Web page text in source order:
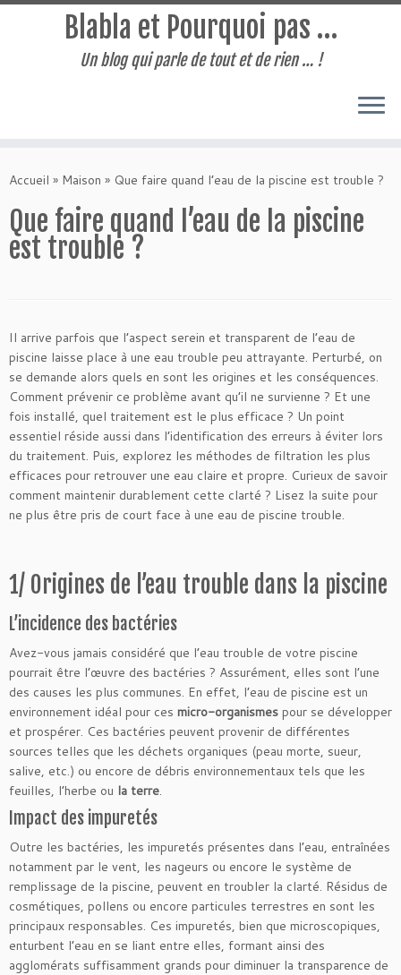
au
Blabla et Pourquoi pas …
Un blog qui parle de tout et de rien … !
Accueil » Maison » Que faire quand l’eau de la piscine est trouble ?
Que faire quand l’eau de la piscine
est trouble ?
Il arrive parfois que l’aspect serein et transparent de l’eau de
piscine laisse place à une eau trouble peu attrayante. Perturbé, on
se demande alors quels en sont les origines et les conséquences.
Comment prévenir ce problème avant qu’il ne survienne ? Et une
fois installé, quel traitement est le plus efficace ? Un point
essentiel réside aussi dans l’identification des erreurs à éviter lors
du traitement. Puis, explorez les méthodes de filtration les plus
efficaces pour retrouver une eau claire et propre. Curieux de savoir
comment maintenir durablement cette clarté ? Lisez la suite pour
ne plus être pris de court face à une eau de piscine trouble.
1/ Origines de l’eau trouble dans la piscine
L’incidence des bactéries
Avez-vous jamais considéré que l’eau trouble de votre piscine
pourrait être l’œuvre des bactéries ? Assurément, elles sont l’une
des causes les plus communes. En effet, l’eau de piscine est un
environnement idéal pour ces micro-organismes pour se développer
et prospérer. Ces bactéries peuvent provenir de différentes
sources telles que les déchets organiques (peau morte, sueur,
salive, etc.) ou encore de débris environnementaux tels que les
feuilles, l’herbe ou la terre.
Impact des impuretés
Outre les bactéries, les impuretés présentes dans l’eau, entraînées
notamment par le vent, les nageurs ou encore le système de
remplissage de la piscine, peuvent en troubler la clarté. Résidus de
cosmétiques, pollens ou encore particules terrestres en sont les
principaux responsables. Ces impuretés, bien que microscopiques,
enturbent l’eau en se liant entre elles, formant ainsi des
agglomérats suffisamment grands pour diminuer la transparence de